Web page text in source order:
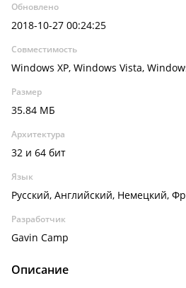
Обновлено
2018-10-27 00:24:25
Совместимость
Windows XP, Windows Vista,
Размер
35.84 МБ
Архитектура
32 и 64 бит
Язык
Русский, Английский, Немецкий,
Разработчик
Gavin Camp
Описание